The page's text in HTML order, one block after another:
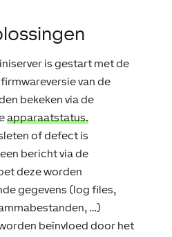
is gestart met de
van de
bekeken via de
apparaatstatus.
of defect is
bericht via de
deze worden
gegevens (log files,
…)
beïnvloed door het